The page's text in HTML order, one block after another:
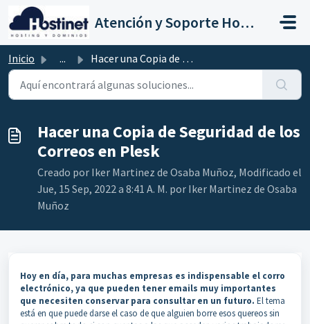
Saltar al contenido principal
Atención y Soporte Hostinet
Inicio ... Hacer una Copia de Seguridad de los Correos en Plesk
Hacer una Copia de Seguridad de los
Correos en Plesk
Creado por Iker Martinez de Osaba Muñoz, Modificado el
Jue, 15 Sep, 2022 a 8:41 A. M. por Iker Martinez de Osaba
Muñoz
Hoy en día, para muchas empresas es indispensable el corro
electrónico, ya que pueden tener emails muy importantes
que necesiten conservar para consultar en un futuro. El tema
está en que puede darse el caso de que alguien borre esos quereos sin